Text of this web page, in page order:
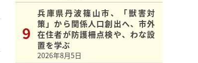
兵庫県丹波篠山市、「獣害対
策」から関係人口創出へ、市外
在住者が防護柵点検や、わな設
置を学ぶ
2026年8月5日